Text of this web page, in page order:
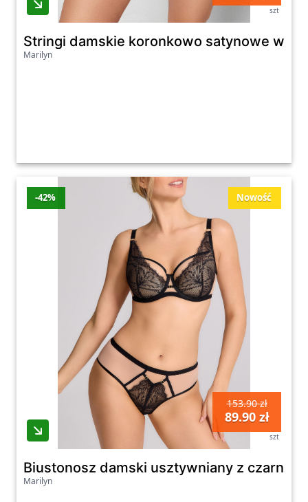
szt
Stringi damskie koronkowo satynowe w
Marilyn
Nowość
-42%
153.90 zł
89.90 zł
szt
Biustonosz damski usztywniany z czarną
Marilyn